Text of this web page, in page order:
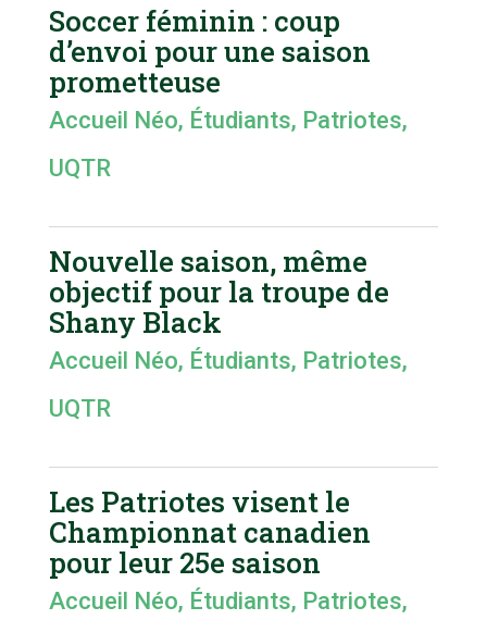
Soccer féminin : coup
d’envoi pour une saison
prometteuse
Accueil Néo, Étudiants, Patriotes,
UQTR
Nouvelle saison, même
objectif pour la troupe de
Shany Black
Accueil Néo, Étudiants, Patriotes,
UQTR
Les Patriotes visent le
Championnat canadien
pour leur 25e saison
Accueil Néo, Étudiants, Patriotes,